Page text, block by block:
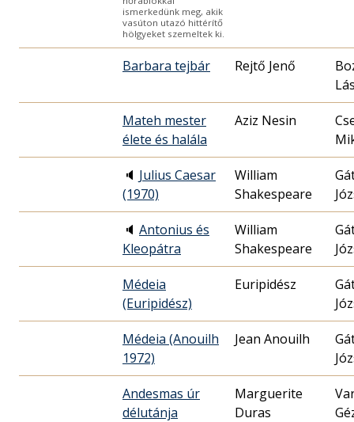
ismerkedünk meg, akik
vasúton utazó hittérítő
hölgyeket szemeltek ki.
Barbara tejbár Rejtő Jenő
Mateh mester
élete és halála
Aziz Nesin
🔈 Julius Caesar
(1970)
William
Shakespeare
🔈 Antonius és
Kleopátra
William
Shakespeare
Médeia
(Euripidész)
Euripidész
Médeia (Anouilh
1972)
Jean Anouilh
Andesmas úr
délutánja
Marguerite
Duras